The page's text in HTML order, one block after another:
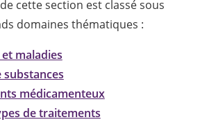
cette section est classé sous
domaines thématiques :
maladies
substances
médicamenteux
de traitements